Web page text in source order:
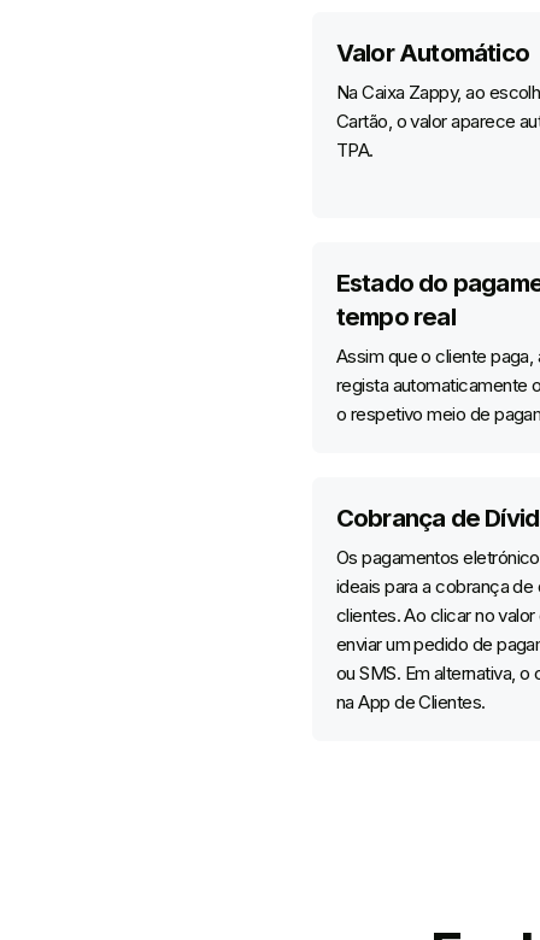
Valor Automático
Na Caixa Zappy, ao
Cartão, o valor aparece
TPA.
Estado do
tempo real
Assim que o cliente paga,
regista automaticamente
o respetivo meio de
Cobrança de
Os pagamentos
ideais para a cobrança de
clientes. Ao clicar no
enviar um pedido de
ou SMS. Em alternativa,
na App de Clientes.